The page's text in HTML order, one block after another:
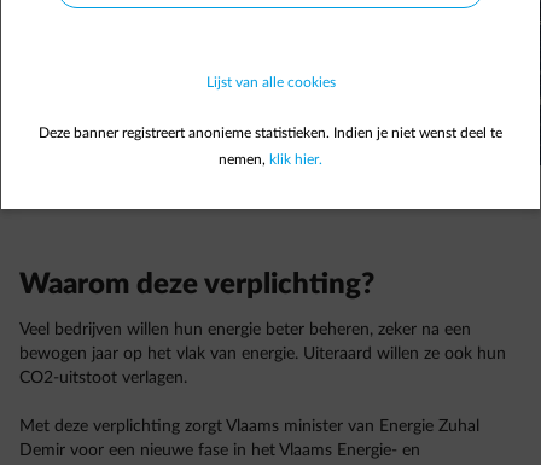
Waarom deze verplichting?
Veel bedrijven willen hun energie beter beheren, zeker na een
bewogen jaar op het vlak van energie. Uiteraard willen ze ook hun
CO2-uitstoot verlagen.
Met deze verplichting zorgt Vlaams minister van Energie Zuhal
Demir voor een nieuwe fase in het Vlaams Energie- en
Lijst van alle cookies
Deze banner registreert anonieme statistieken. Indien je niet wenst deel te
nemen, klik hier.